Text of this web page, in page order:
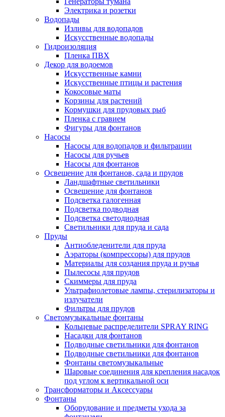
Электрика и розетки
Водопады
Изливы для водопадов
Искусственные водопады
Гидроизоляция
Пленка ПВХ
Декор для водоемов
Искусственные камни
Искусственные птицы и растения
Кокосовые маты
Корзины для растений
Кормушки для прудовых рыб
Пленка с гравием
Фигуры для фонтанов
Насосы
Насосы для водопадов и фильтрации
Насосы для ручьев
Насосы для фонтанов
Освещение для фонтанов, сада и прудов
Ландшафтные светильники
Освещение для фонтанов
Подсветка галогенная
Подсветка подводная
Подсветка светодиодная
Светильники для пруда и сада
Пруды
Антиобледенители для пруда
Аэраторы (компрессоры) для прудов
Материалы для создания пруда и ручья
Пылесосы для прудов
Скиммеры для пруда
Ультрафиолетовые лампы, стерилизаторы и
излучатели
Фильтры для прудов
Светомузыкальные фонтаны
Кольцевые распределители SPRAY RING
Насадки для фонтанов
Подводные светильники для фонтанов
Подводные светильники для фонтанов
Фонтаны светомузыкальные
Шаровые соединения для крепления насадок
под углом к вертикальной оси
Трансформаторы и Аксессуары
Фонтаны
Оборудование и предметы ухода за